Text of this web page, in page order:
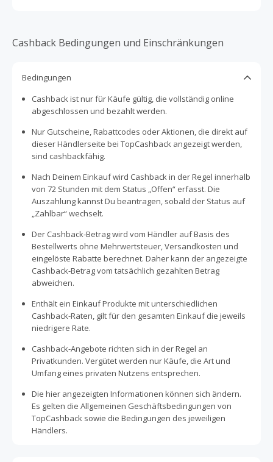
Cashback Bedingungen und Einschränkungen
Bedingungen
Cashback ist nur für Käufe gültig, die vollständig online
abgeschlossen und bezahlt werden.
Nur Gutscheine, Rabattcodes oder Aktionen, die direkt auf
dieser Händlerseite bei TopCashback angezeigt werden,
sind cashbackfähig.
Nach Deinem Einkauf wird Cashback in der Regel innerhalb
von 72 Stunden mit dem Status „Offen“ erfasst. Die
Auszahlung kannst Du beantragen, sobald der Status auf
„Zahlbar“ wechselt.
Der Cashback-Betrag wird vom Händler auf Basis des
Bestellwerts ohne Mehrwertsteuer, Versandkosten und
eingelöste Rabatte berechnet. Daher kann der angezeigte
Cashback-Betrag vom tatsächlich gezahlten Betrag
abweichen.
Enthält ein Einkauf Produkte mit unterschiedlichen
Cashback-Raten, gilt für den gesamten Einkauf die jeweils
niedrigere Rate.
Cashback-Angebote richten sich in der Regel an
Privatkunden. Vergütet werden nur Käufe, die Art und
Umfang eines privaten Nutzens entsprechen.
Die hier angezeigten Informationen können sich ändern.
Es gelten die Allgemeinen Geschäftsbedingungen von
TopCashback sowie die Bedingungen des jeweiligen
Händlers.